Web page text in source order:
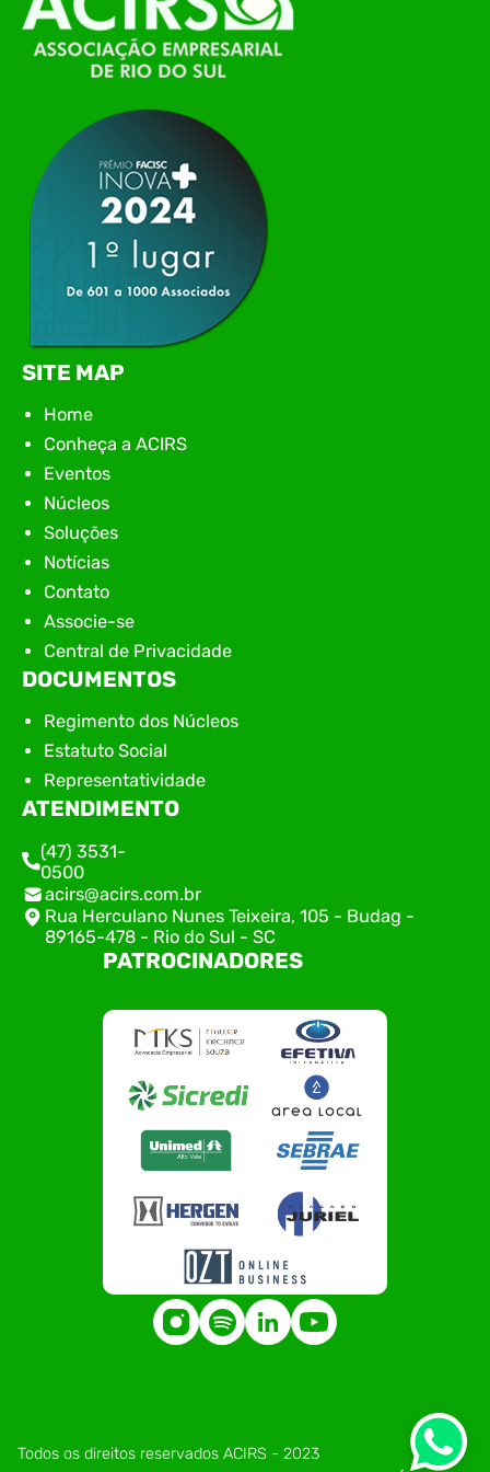
de Tecnologia da Informação do Alto Vale do
Itajaí, realizou, no dia 21 de julho, o evento
Conexão Tech NIAVI, reunindo empresas de
tecnologia da região para uma noite de
apresentação de novas iniciativas para o setor. O
encontro aconteceu em Rio…
SITE MAP
Home
Conheça a ACIRS
Eventos
Núcleos
Soluções
Notícias
Contato
Associe-se
Central de Privacidade
DOCUMENTOS
Regimento dos Núcleos
Estatuto Social
Representatividade
ATENDIMENTO
(47) 3531-
0500
acirs@acirs.com.br
Rua Herculano Nunes Teixeira, 105 - Budag -
89165-478 - Rio do Sul - SC
PATROCINADORES
Todos os direitos reservados ACIRS - 2023